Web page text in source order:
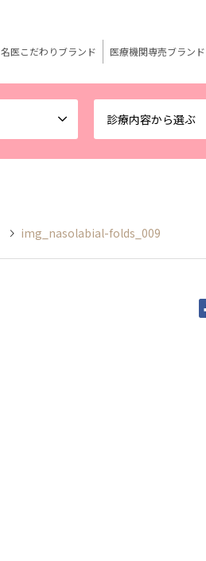
診療内容から選ぶ
名医こだわりブランド 医療機関専売ブランド
img_nasolabial-folds_009